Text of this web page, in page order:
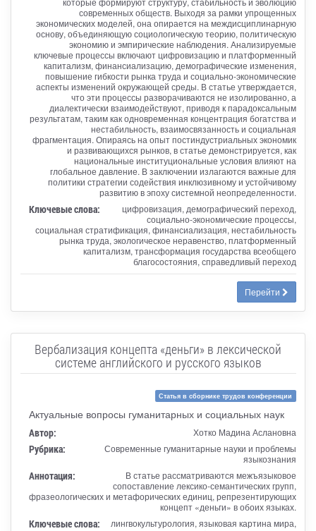
современных обществ. Выходя за рамки упрощенных
экономических моделей, она опирается на междисциплинарную
основу, объединяющую социологическую теорию, политическую
экономию и эмпирические наблюдения. Анализируемые
ключевые процессы включают цифровизацию и платформенный
капитализм, финансиализацию, демографические изменения,
повышение гибкости рынка труда и социально-экономические
аспекты изменений окружающей среды. В статье утверждается,
что эти процессы разворачиваются не изолированно, а
диалектически взаимодействуют, приводя к парадоксальным
результатам, таким как одновременная концентрация богатства и
нестабильность, взаимосвязанность и социальная
фрагментация. Опираясь на опыт постиндустриальных экономик
и развивающихся рынков, в статье демонстрируется, как
национальные институциональные условия влияют на
глобальное давление. В заключении излагаются важные для
политики стратегии содействия инклюзивному и устойчивому
развитию в эпоху системной неопределенности.
Ключевые слова:
цифровизация, демографический переход,
социально-экономические процессы,
социальная стратификация, финансиализация, нестабильность
рынка труда, экологическое неравенство, платформенный
капитализм, трансформация государства всеобщего
благосостояния, справедливый переход
Перейти
Вербализация концепта «деньги» в лексической
системе английского и русского языков
Статья в сборнике трудов конференции
Актуальные вопросы гуманитарных и социальных наук
Автор: Хотко Мадина Аслановна
Рубрика:
Современные гуманитарные науки и проблемы
языкознания
Аннотация:
В статье рассматриваются межъязыковое
сопоставление лексико-семантических групп,
фразеологических и метафорических единиц, репрезентирующих
концепт «деньги» в обоих языках.
Ключевые слова:
лингвокультурология, языковая картина мира,